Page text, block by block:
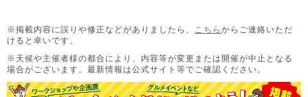
※掲載内容に誤りや修正などがありましたら、 こちら からご連絡いただ
けると幸いです。
※天候や主催者様の都合により、内容等が変更または開催が中止となる
場合がございます。 最新情報は公式サイト等でご確認ください。